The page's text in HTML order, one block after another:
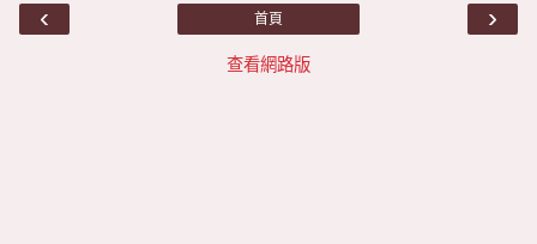
‹ ›
首頁
查看網路版